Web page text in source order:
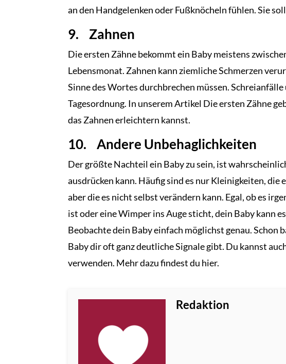
an den Handgelenken oder Fußknöcheln fühlen. Sie
9. Zahnen
Die ersten Zähne bekommt ein Baby meistens
Lebensmonat. Zahnen kann ziemliche Schmerzen
Sinne des Wortes durchbrechen müssen.
Tagesordnung. In unserem Artikel Die ersten Zähne
das Zahnen erleichtern kannst.
10. Andere Unbehaglichkeiten
Der größte Nachteil ein Baby zu sein, ist
ausdrücken kann. Häufig sind es nur Kleinigkeiten, die
aber die es nicht selbst verändern kann. Egal, ob es
ist oder eine Wimper ins Auge sticht, dein Baby kann
Beobachte dein Baby einfach möglichst genau. Schon
Baby dir oft ganz deutliche Signale gibt. Du kannst
verwenden. Mehr dazu findest du hier.
Redaktion